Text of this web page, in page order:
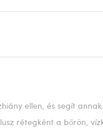
ellen, és segít
rétegként a bőrön,